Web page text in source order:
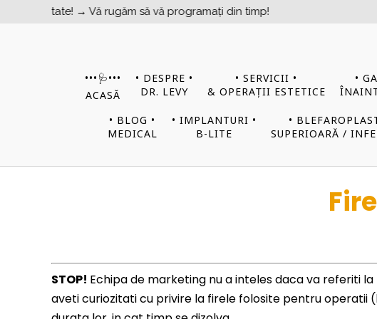
→ Vă rugăm să vă programați din timp!
•••​​​​🩺•••
ACASĂ
• DESPRE •
DR. LEVY
• SERVICII •
& OPERAȚII ESTETICE
•
• BLOG •
MEDICAL
• IMPLANTURI •
B-LITE
•
SUPERIOARĂ /
STOP! Echipa de marketing nu a inteles daca va referiti
aveti curiozitati cu privire la firele folosite pentru